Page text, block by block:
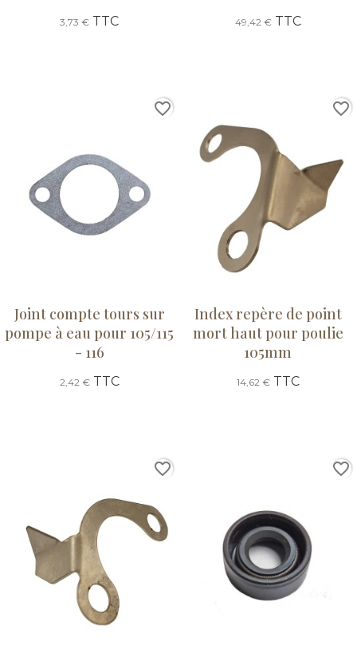
3,73 € TTC 49,42 €TTC
Joint compte tours sur
pompe à eau pour 105/115
- 116
2,42 €TTC
favorite_border
Index repère de point
mort haut pour poulie
105mm
14,62 €TTC
favorite_border
favorite_border favorite_border